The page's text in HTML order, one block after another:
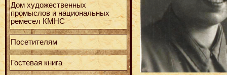
Дом художественных
промыслов и национальных
ремесел КМНС
Посетителям
Гостевая книга